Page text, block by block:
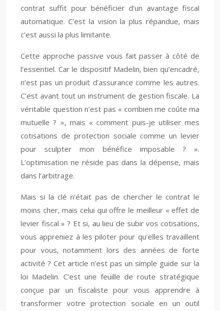
contrat suffit pour bénéficier d’un avantage fiscal
automatique. C’est la vision la plus répandue, mais
c’est aussi la plus limitante.
Cette approche passive vous fait passer à côté de
l’essentiel. Car le dispositif Madelin, bien qu’encadré,
n’est pas un produit d’assurance comme les autres.
C’est avant tout un instrument de gestion fiscale. La
véritable question n’est pas « combien me coûte ma
mutuelle ? », mais « comment puis-je utiliser mes
cotisations de protection sociale comme un levier
pour sculpter mon bénéfice imposable ? ».
L’optimisation ne réside pas dans la dépense, mais
dans l’arbitrage.
Mais si la clé n’était pas de chercher le contrat le
moins cher, mais celui qui offre le meilleur « effet de
levier fiscal » ? Et si, au lieu de subir vos cotisations,
vous appreniez à les piloter pour qu’elles travaillent
pour vous, notamment lors des années de forte
activité ? Cet article n’est pas un simple guide sur la
loi Madelin. C’est une feuille de route stratégique
conçue par un fiscaliste pour vous apprendre à
transformer votre protection sociale en un outil